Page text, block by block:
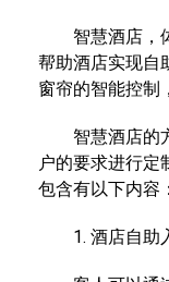
智慧酒店，体
帮助酒店实现自
窗帘的智能控制
智慧酒店的方
户的要求进行定
包含有以下内容：
1. 酒店自助